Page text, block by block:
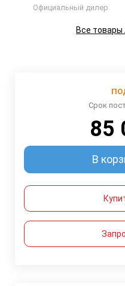
Официальный дилер
Все
Срок
85
В